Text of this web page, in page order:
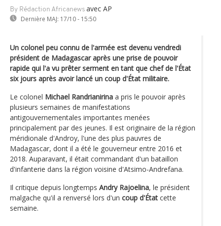
By Rédaction Africanews avec AP
Dernière MAJ: 17/10 - 15:50
Un colonel peu connu de l'armée est devenu vendredi
président de Madagascar après une prise de pouvoir
rapide qui l'a vu prêter serment en tant que chef de l'État
six jours après avoir lancé un coup d'État militaire.
Le colonel Michael Randrianirina a pris le pouvoir après
plusieurs semaines de manifestations
antigouvernementales importantes menées
principalement par des jeunes. Il est originaire de la région
méridionale d'Androy, l'une des plus pauvres de
Madagascar, dont il a été le gouverneur entre 2016 et
2018. Auparavant, il était commandant d'un bataillon
d'infanterie dans la région voisine d'Atsimo-Andrefana.
Il critique depuis longtemps Andry Rajoelina, le président
malgache qu'il a renversé lors d'un coup d'État cette
semaine.